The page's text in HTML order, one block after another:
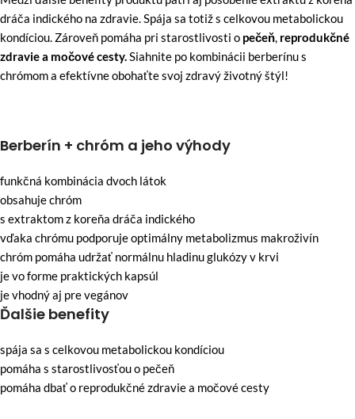
dráča indického na zdravie. Spája sa totiž s celkovou metabolickou
kondíciou. Zároveň pomáha pri starostlivosti o pečeň, reprodukčné
zdraviea močové cesty.Siahnite po kombinácii berberínu s
chrómom a efektívne obohaťte svoj zdravý životný štýl!
Berberín + chróm a jeho výhody
funkčná kombinácia dvoch látok
obsahuje chróm
s extraktom z koreňa dráča indického
vďaka chrómu podporuje optimálny metabolizmus makroživín
chróm pomáha udržať normálnu hladinu glukózy v krvi
je vo forme praktických kapsúl
je vhodný aj pre vegánov
Ďalšie benefity
spája sa s celkovou metabolickou kondíciou
pomáha s starostlivosťou o pečeň
pomáha dbať o reprodukčné zdravie a močové cesty